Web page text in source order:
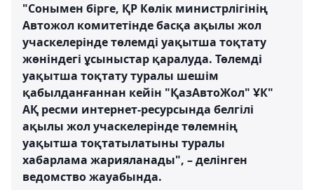
"Сонымен бірге, ҚР Көлік министрлігінің
Автожол комитетінде басқа ақылы жол
учаскелерінде төлемді уақытша тоқтату
жөніндегі ұсыныстар қаралуда. Төлемді
уақытша тоқтату туралы шешім
қабылданғаннан кейін "ҚазАвтоЖол" ҰК"
АҚ ресми интернет-ресурсында белгілі
ақылы жол учаскелерінде төлемнің
уақытша тоқтатылатыны туралы
хабарлама жарияланады", – делінген
ведомство жауабында.